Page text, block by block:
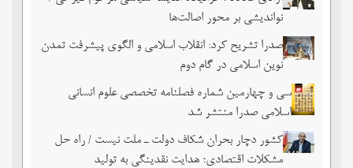
نواندیشی بر محور اصالت‌ها
صدرا تشریح کرد: انقلاب اسلامی و الگوی پیشرفت تمدن
نوین اسلامی در گام دوم
سی و چهارمین شماره فصلنامه تخصصی علوم انسانی
اسلامی صدرا منتشر شد
کشور دچار بحران شکاف دولت ـ ملت نیست / راه حل
مشکلات اقتصادی؛ هدایت نقدینگی به تولید